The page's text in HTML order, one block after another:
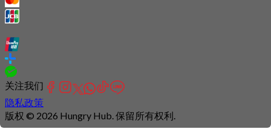
关注我们
隐私政策
版权 © 2026 Hungry Hub. 保留所有权利.
Connection